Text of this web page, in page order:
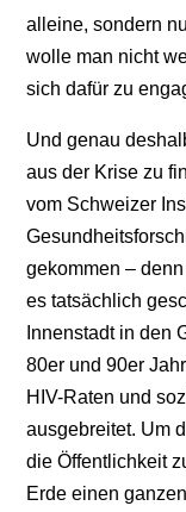
alleine, sondern
wolle man nicht
sich dafür zu
Und genau
aus der Krise zu
vom Schweizer
gekommen –
es tatsächlich
Innenstadt in den
80er und 90er
HIV-Raten und
ausgebreitet. Um
die Öffentlichkeit
Erde einen